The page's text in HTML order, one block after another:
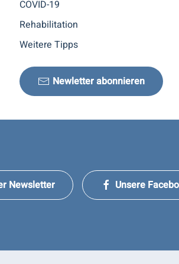
COVID-19
Rehabilitation
Weitere Tipps
Newletter abonnieren
Newsletter Unsere